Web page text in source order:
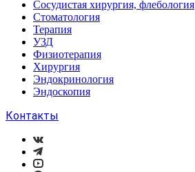
Сосудистая хирургия, флебология
Стоматология
Терапия
УЗД
Физиотерапия
Хирургия
Эндокринология
Эндоскопия
Контакты